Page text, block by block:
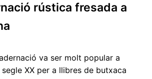
rústica fresada a
va ser molt popular a
segle XX per a llibres de butxaca